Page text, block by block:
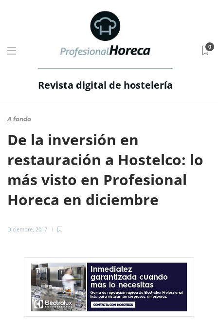
Revista digital de hostelería
0
A fondo
De la inversión en
restauración a Hostelco: lo
más visto en Profesional
Horeca en diciembre
Diciembre, 2017